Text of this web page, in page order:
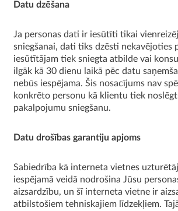
Datu dzēšana
Ja personas dati ir iesūtīti tikai
sniegšanai, dati tiks dzēsti nekavējoties
iesūtītājam tiek sniegta atbilde vai
ilgāk kā 30 dienu laikā pēc datu
nebūs iespējama. Šis nosacījums nav
konkrēto personu kā klientu tiek
pakalpojumu sniegšanu.
Datu drošības garantiju apjoms
Sabiedrība kā interneta vietnes
iespējamā veidā nodrošina Jūsu
aizsardzību, un šī interneta vietne ir
atbilstošiem tehniskajiem līdzekļiem.